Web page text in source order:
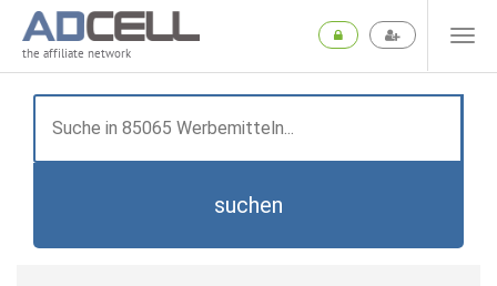
the affiliate network
suchen